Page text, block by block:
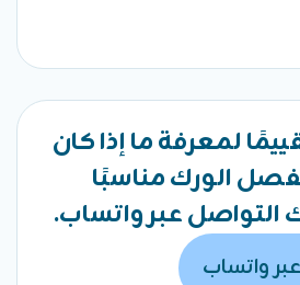
لمعرفة ما إذا كان
الورك مناسبًا
التواصل عبر واتساب.
واتساب